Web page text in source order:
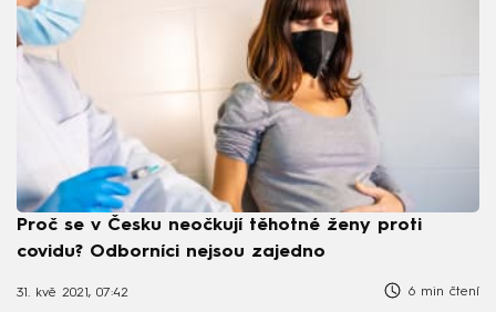
Proč se v Česku neočkují těhotné ženy proti
covidu? Odborníci nejsou zajedno
31. kvě 2021, 07:42 6 min čtení